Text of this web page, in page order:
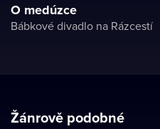
O medúzce
Bábkové divadlo na Rázcestí
Žánrově podobné